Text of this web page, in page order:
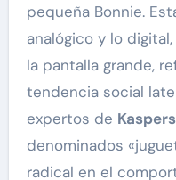
pequeña Bonnie.
analógico y lo
la pantalla grande,
tendencia social
expertos de
denominados
radical en el